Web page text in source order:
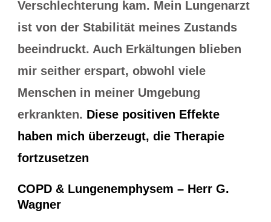
Verschlechterung kam. Mein Lungenarzt
ist von der Stabilität meines Zustands
beeindruckt. Auch Erkältungen blieben
mir seither erspart, obwohl viele
Menschen in meiner Umgebung
erkrankten. Diese positiven Effekte
haben mich überzeugt, die Therapie
fortzusetzen
COPD & Lungenemphysem – Herr G.
Wagner